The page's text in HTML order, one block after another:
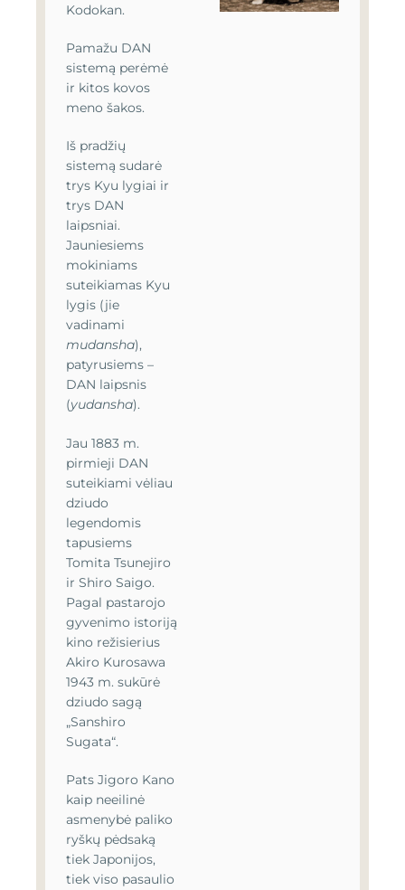
Kodokan.
Pamažu DAN
sistemą perėmė
ir kitos kovos
meno šakos.
Iš pradžių
sistemą sudarė
trys Kyu lygiai ir
trys DAN
laipsniai.
Jauniesiems
mokiniams
suteikiamas Kyu
lygis (jie
vadinami
mudansha),
patyrusiems –
DAN laipsnis
(yudansha).
Jau 1883 m.
pirmieji DAN
suteikiami vėliau
dziudo
legendomis
tapusiems
Tomita Tsunejiro
ir Shiro Saigo.
Pagal pastarojo
gyvenimo istoriją
kino režisierius
Akiro Kurosawa
1943 m. sukūrė
dziudo sagą
„Sanshiro
Sugata“.
Pats Jigoro Kano
kaip neeilinė
asmenybė paliko
ryškų pėdsaką
tiek Japonijos,
tiek viso pasaulio